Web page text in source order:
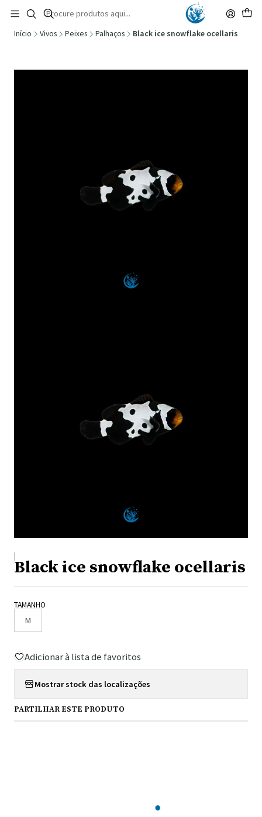
🚚 Portugal Continental: Portes Grátis desde 149,90€ (Envio extresso: 14,90€)
Ler mais
Início Vivos Peixes Palhaços Black ice snowflake ocellaris
|
Black ice snowflake ocellaris
TAMANHO
M
Adicionar à lista de favoritos
Mostrar stock das localizações
PARTILHAR ESTE PRODUTO